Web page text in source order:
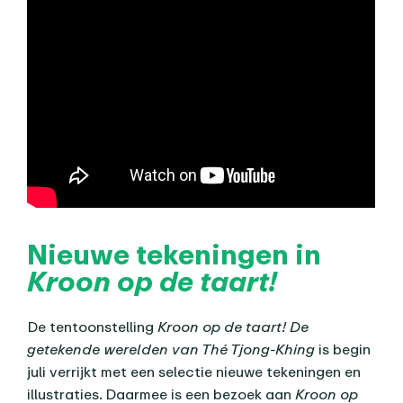
Nieuwe tekeningen in
Kroon op de taart!
De tentoonstelling Kroon op de taart! De
getekende werelden van Thé Tjong-Khing is begin
juli verrijkt met een selectie nieuwe tekeningen en
illustraties. Daarmee is een bezoek aan Kroon op